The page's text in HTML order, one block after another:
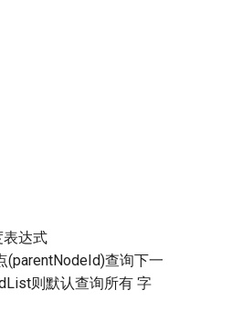
表达式
(parentNodeId)查询下一
则默认查询所有 字